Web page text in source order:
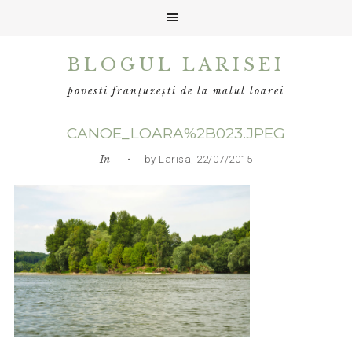
BLOGUL LARISEI
povesti franțuzești de la malul loarei
CANOE_LOARA%2B023.JPEG
In • by Larisa, 22/07/2015